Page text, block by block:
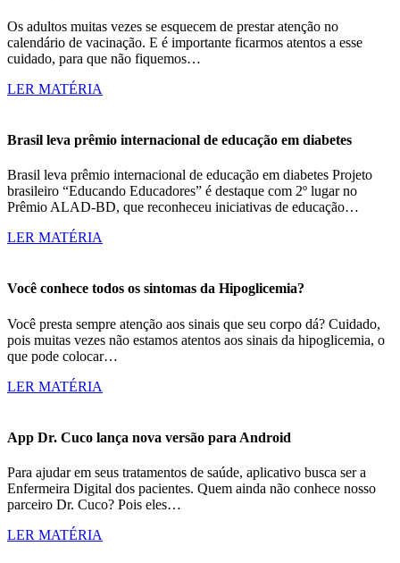
Os adultos muitas vezes se esquecem de prestar atenção no
calendário de vacinação. E é importante ficarmos atentos a esse
cuidado, para que não fiquemos…
LER MATÉRIA
Brasil leva prêmio internacional de educação em diabetes
Brasil leva prêmio internacional de educação em diabetes Projeto
brasileiro “Educando Educadores” é destaque com 2º lugar no
Prêmio ALAD-BD, que reconheceu iniciativas de educação…
LER MATÉRIA
Você conhece todos os sintomas da Hipoglicemia?
Você presta sempre atenção aos sinais que seu corpo dá? Cuidado,
pois muitas vezes não estamos atentos aos sinais da hipoglicemia, o
que pode colocar…
LER MATÉRIA
App Dr. Cuco lança nova versão para Android
Para ajudar em seus tratamentos de saúde, aplicativo busca ser a
Enfermeira Digital dos pacientes. Quem ainda não conhece nosso
parceiro Dr. Cuco? Pois eles…
LER MATÉRIA